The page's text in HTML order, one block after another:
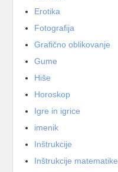
Erotika
Fotografija
Grafično oblikovanje
Gume
Hiše
Horoskop
Igre in igrice
imenik
Inštrukcije
Inštrukcije matematike